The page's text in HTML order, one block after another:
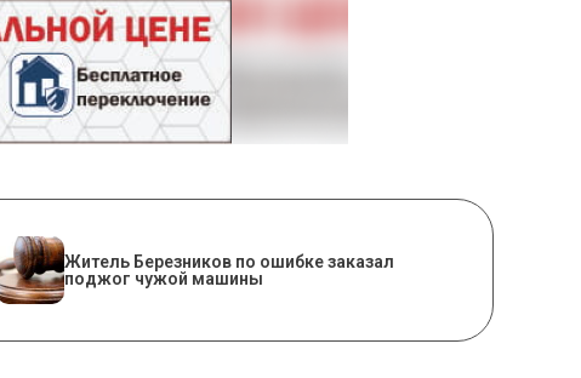
Житель Березников по ошибке заказал
поджог чужой машины